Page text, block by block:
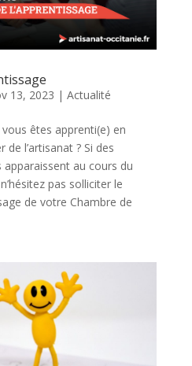
13, 2023 | Actualité
êtes apprenti(e) en
l’artisanat ? Si des
au cours du
pas solliciter le
de votre Chambre de